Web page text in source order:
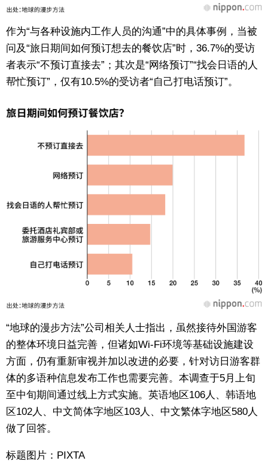
作为“与各种设施内工作人员的沟通”中的具体事例，当被
问及“旅日期间如何预订想去的餐饮店”时，36.7%的受访
者表示“不预订直接去”；其次是“网络预订”“找会日语的人
帮忙预订”，仅有10.5%的受访者“自己打电话预订”。
“地球的漫步方法”公司相关人士指出，虽然接待外国游客
的整体环境日益完善，但诸如Wi-Fi环境等基础设施建设
方面，仍有重新审视并加以改进的必要，针对访日游客群
体的多语种信息发布工作也需要完善。本调查于5月上旬
至中旬期间通过线上方式实施。英语地区106人、韩语地
区102人、中文简体字地区103人、中文繁体字地区580人
做了回答。
标题图片：PIXTA